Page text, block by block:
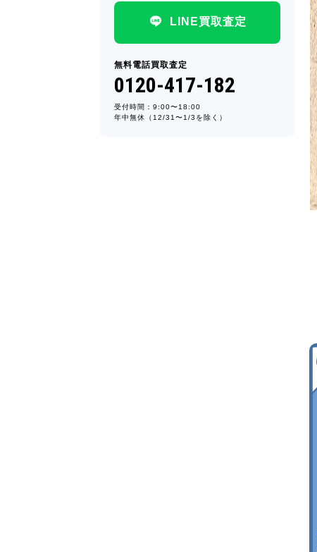
LINE買取査定
無料電話買取査定
0120-417-182
受付時間：9:00〜18:00
年中無休（12/31〜1/3を除く）